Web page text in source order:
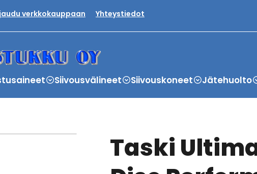
verkkokauppaan Yhteystiedot
Siivousvälineet Siivouskoneet Jätehuolto
Taski